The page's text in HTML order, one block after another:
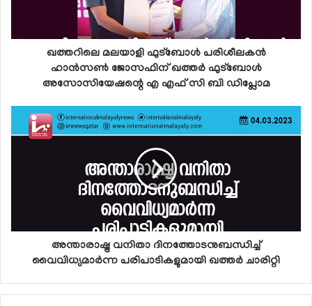
ഖത്തറിലെ മലയാളി ഫുട്‌ബോള്‍ പരിശീലകന്‍
ഹാന്‍സണ്‍ ജോസഫിന് ഖത്തര്‍ ഫുട്‌ബോള്‍
അസോസിയേഷന്റെ എ എഫ് സി ബി ഡിപ്ലോമ
അന്താരാഷ്ട്ര വനിതാ ദിനത്തോടനുബന്ധിച്ച്
വൈവിധ്യമാര്‍ന്ന പരിപാടികളുമായി ഖത്തര്‍ ചാരിറ്റി